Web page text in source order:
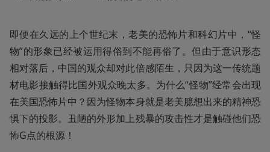
即便在久远的上个世纪末，老美的恐怖片和科幻片中，“怪
物”的形象已经被运用得俗到不能再俗了。但由于意识形态
相对落后，中国的观众却对此倍感陌生，只因为这一传统题
材电影接触得比国外观众晚太多。为什么“怪物”经常会出现
在美国恐怖片中？因为怪物本身就是老美臆想出来的精神恐
惧下的投影。丑陋的外形加上残暴的攻击性才是触碰他们恐
怖G点的根源！